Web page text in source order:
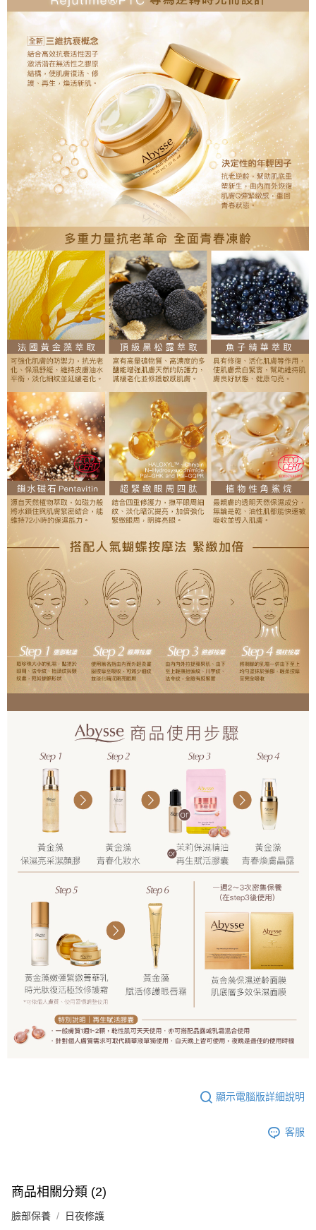
顯示電腦版詳細說明
客服
商品相關分類 (2)
臉部保養 日夜修護